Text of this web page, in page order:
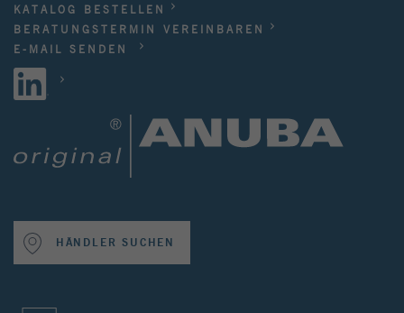
KATALOG BESTELLEN
BERATUNGSTERMIN VEREINBAREN
E-MAIL SENDEN
HÄNDLER SUCHEN